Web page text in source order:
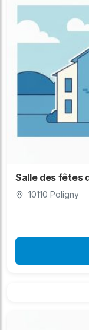
Salle des fêtes
10110 Poligny